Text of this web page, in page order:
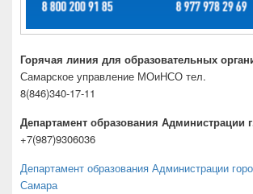
Горячая линия для образовательных
Самарское управление МОиНСО тел.
8(846)340-17-11
Департамент образования Администрации
+7(987)9306036
Департамент образования Администрации
Самара